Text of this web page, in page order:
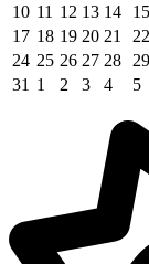
10 11 12 13 14 15
17 18 19 20 21 22
24 25 26 27 28 29
31 1 2 3 4 5